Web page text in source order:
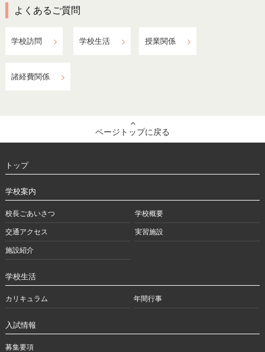
よくあるご質問
学校訪問 学校生活 授業関係
諸経費関係
ページトップに戻る
トップ
学校案内
校長ごあいさつ 学校概要
交通アクセス 実習施設
施設紹介
学校生活
カリキュラム 年間行事
入試情報
募集要項